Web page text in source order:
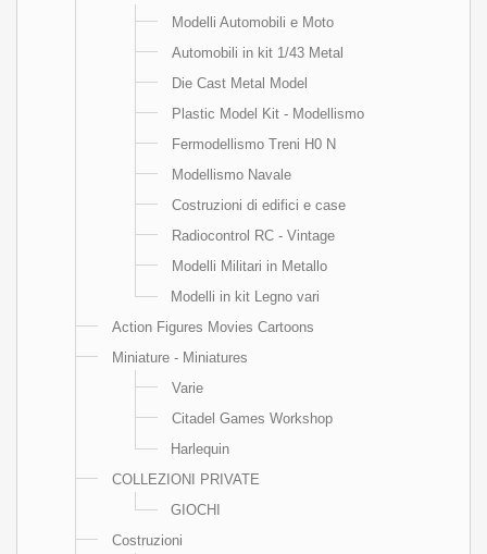
Modelli Automobili e Moto
Automobili in kit 1/43 Metal
Die Cast Metal Model
Plastic Model Kit - Modellismo
Fermodellismo Treni H0 N
Modellismo Navale
Costruzioni di edifici e case
Radiocontrol RC - Vintage
Modelli Militari in Metallo
Modelli in kit Legno vari
Action Figures Movies Cartoons
Miniature - Miniatures
Varie
Citadel Games Workshop
Harlequin
COLLEZIONI PRIVATE
GIOCHI
Costruzioni